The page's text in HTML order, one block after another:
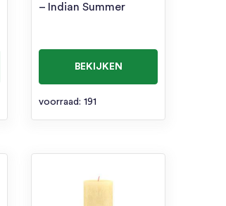
– Indian Summer
BEKIJKEN
voorraad: 191